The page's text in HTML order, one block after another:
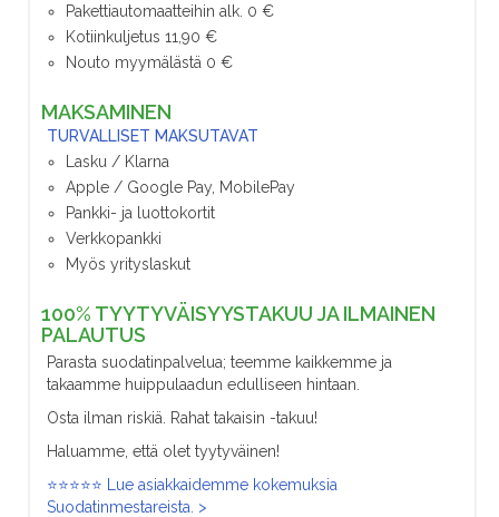
Pakettiautomaatteihin alk. 0 €
Kotiinkuljetus 11,90 €
Nouto myymälästä 0 €
MAKSAMINEN
TURVALLISET MAKSUTAVAT
Lasku / Klarna
Apple / Google Pay, MobilePay
Pankki- ja luottokortit
Verkkopankki
Myös yrityslaskut
100% TYYTYVÄISYYSTAKUU JA ILMAINEN
PALAUTUS
Parasta suodatinpalvelua; teemme kaikkemme ja
takaamme huippulaadun edulliseen hintaan.
Osta ilman riskiä. Rahat takaisin -takuu!
Haluamme, että olet tyytyväinen!
⭐⭐⭐⭐⭐ Lue asiakkaidemme kokemuksia
Suodatinmestareista. >